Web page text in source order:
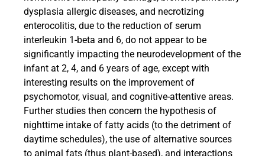
dysplasia allergic diseases, and necrotizing
enterocolitis, due to the reduction of serum
interleukin 1-beta and 6, do not appear to be
significantly impacting the neurodevelopment of the
infant at 2, 4, and 6 years of age, except with
interesting results on the improvement of
psychomotor, visual, and cognitive-attentive areas.
Further studies then concern the hypothesis of
nighttime intake of fatty acids (to the detriment of
daytime schedules), the use of alternative sources
to animal fats (thus plant-based), and interactions